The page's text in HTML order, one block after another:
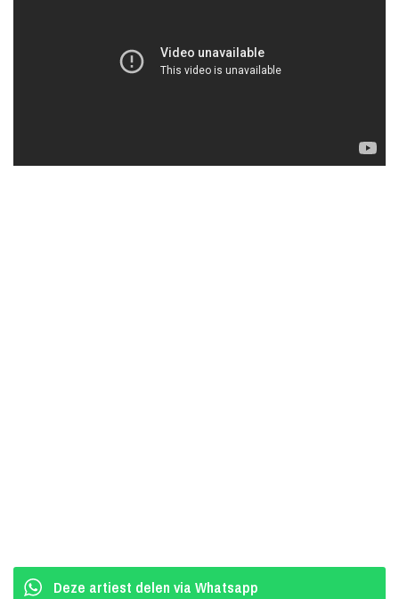
Brandi, dat in het voorjaar zal uitkomen. Met 'Broken Doll' mikt
Deze artiest delen via Whatsapp